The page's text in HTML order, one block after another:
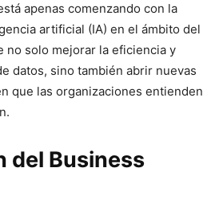
apenas comenzando con la
artificial (IA) en el ámbito del
no solo mejorar la eficiencia y
datos, sino también abrir nuevas
que las organizaciones entienden
del Business